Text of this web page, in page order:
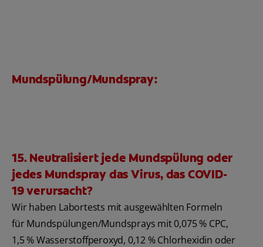
Mundspülung/Mundspray:
15. Neutralisiert jede Mundspülung oder
jedes Mundspray das Virus, das COVID-
19 verursacht?
Wir haben Labortests mit ausgewählten Formeln
für Mundspülungen/Mundsprays mit 0,075 % CPC,
1,5 % Wasserstoffperoxyd, 0,12 % Chlorhexidin oder